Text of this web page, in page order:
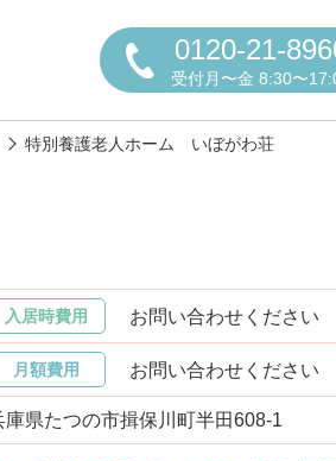
0120-21-
受付月〜金 8:30〜
円かについて
ームの種類 よくある
特別養護老人ホーム いぼがわ荘
入居時費用 お問い合わせください
月額費用 お問い合わせください
庫県たつの市揖保川町半田608-1